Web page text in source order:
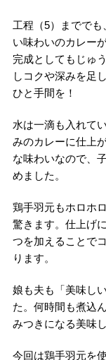
工程（5）までで
い味わいのカレー
完成としてもじゅ
しコクや深みを足
ひと手間を！
水は一滴も入れて
みのカレーに仕上
な味わいなので、
めました。
鶏手羽元もホロホ
驚きます。仕上げ
つを加えることで
ります。
娘も夫も「美味し
た。何時間も煮込
みつきになる美味し
今回は鶏手羽元を